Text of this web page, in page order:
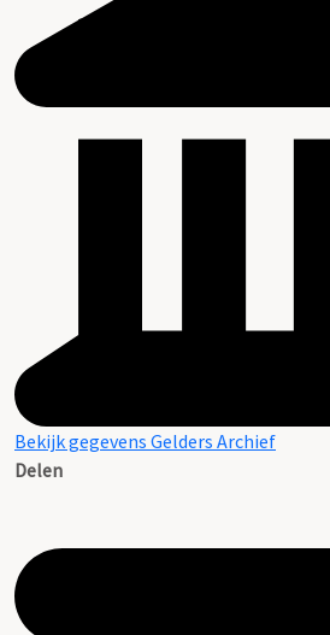
Bekijk gegevens Gelders Archief
Delen